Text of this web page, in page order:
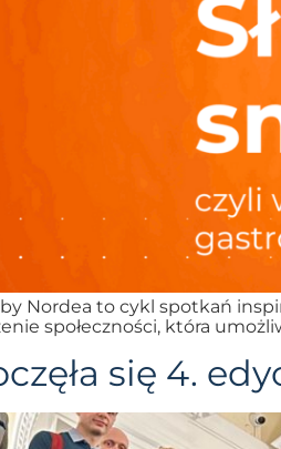
Nordea to cykl spotkań
społeczności, która
się 4.